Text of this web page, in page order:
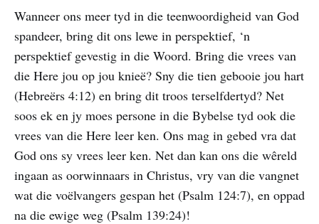
Wanneer ons meer tyd in die teenwoordigheid van God
spandeer, bring dit ons lewe in perspektief, ‘n
perspektief gevestig in die Woord. Bring die vrees van
die Here jou op jou knieë? Sny die tien gebooie jou hart
(Hebreërs 4:12) en bring dit troos terselfdertyd? Net
soos ek en jy moes persone in die Bybelse tyd ook die
vrees van die Here leer ken. Ons mag in gebed vra dat
God ons sy vrees leer ken. Net dan kan ons die wêreld
ingaan as oorwinnaars in Christus, vry van die vangnet
wat die voëlvangers gespan het (Psalm 124:7), en oppad
na die ewige weg (Psalm 139:24)!